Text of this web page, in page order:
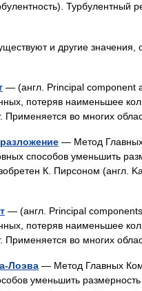
и другие
— (англ. Principal component
потеряв наименьшее
Применяется во многих
— Метод
способов уменьшить
К. Пирсоном (англ.
— (англ. Principal
потеряв наименьшее
Применяется во многих
Лоэва — Метод Главных
уменьшить